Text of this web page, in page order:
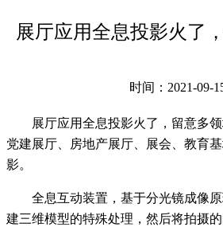
展厅应用全息投影火了
时间：2021-09-
展厅应用全息投影火了，留意多
党建展厅、房地产展厅、展会、教育
影。
全息互动装置，基于分光镜成像
建三维模型的特殊处理，然后将拍摄